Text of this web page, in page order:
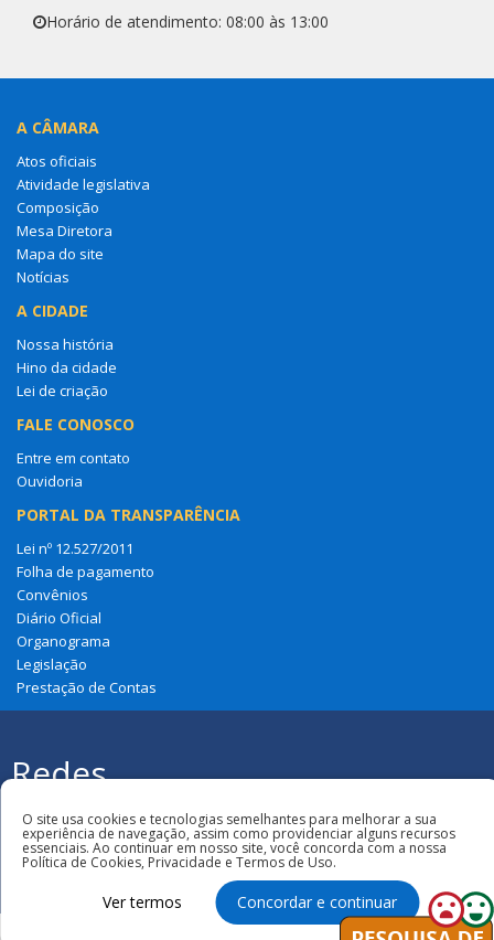
Horário de atendimento: 08:00 às 13:00
A CÂMARA
Atos oficiais
Atividade legislativa
Composição
Mesa Diretora
Mapa do site
Notícias
A CIDADE
Nossa história
Hino da cidade
Lei de criação
FALE CONOSCO
Entre em contato
Ouvidoria
PORTAL DA TRANSPARÊNCIA
Lei nº 12.527/2011
Folha de pagamento
Convênios
Diário Oficial
Organograma
Legislação
Prestação de Contas
Redes
Sociais
Municipal de Anapurus
O site usa cookies e tecnologias semelhantes para melhorar a sua
experiência de navegação, assim como providenciar alguns recursos
essenciais. Ao continuar em nosso site, você concorda com a nossa
Política de Cookies, Privacidade e Termos de Uso.
Ver termos Concordar e continuar